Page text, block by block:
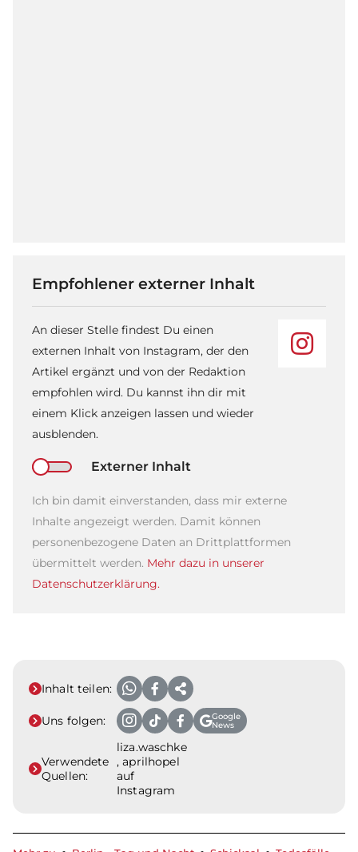
Empfohlener externer Inhalt
An dieser Stelle findest Du einen
externen Inhalt von Instagram, der den
Artikel ergänzt und von der Redaktion
empfohlen wird. Du kannst ihn dir mit
einem Klick anzeigen lassen und wieder
ausblenden.
Externer Inhalt
Ich bin damit einverstanden, dass mir externe
Inhalte angezeigt werden. Damit können
personenbezogene Daten an Drittplattformen
übermittelt werden. Mehr dazu in unserer
Datenschutzerklärung.
Inhalt teilen:
Uns folgen:
Google
News
Verwendete
Quellen:
liza.waschke
, aprilhopel
auf
Instagram